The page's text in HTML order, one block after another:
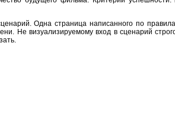
Одна страница написанного по
Не визуализируемому вход в сценарий